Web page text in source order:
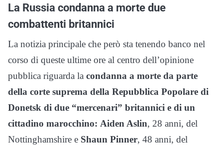
La Russia condanna a morte due
combattenti britannici
La notizia principale che però sta tenendo banco nel
corso di queste ultime ore al centro dell’opinione
pubblica riguarda la condanna a morte da parte
della corte suprema della Repubblica Popolare di
Donetsk di due “mercenari” britannici e di un
cittadino marocchino: Aiden Aslin, 28 anni, del
Nottinghamshire e Shaun Pinner, 48 anni, del